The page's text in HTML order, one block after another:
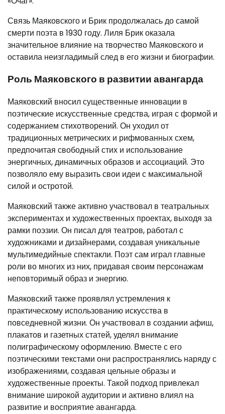
Связь Маяковского и Брик продолжалась до самой
смерти поэта в 1930 году. Лиля Брик оказала
значительное влияние на творчество Маяковского и
оставила неизгладимый след в его жизни и биографии.
Роль Маяковского в развитии авангарда
Маяковский вносил существенные инновации в
поэтические искусственные средства, играя с формой и
содержанием стихотворений. Он уходил от
традиционных метрических и рифмованных схем,
предпочитая свободный стих и использование
энергичных, динамичных образов и ассоциаций. Это
позволяло ему выразить свои идеи с максимальной
силой и остротой.
Маяковский также активно участвовал в театральных
экспериментах и художественных проектах, выходя за
рамки поэзии. Он писал для театров, работал с
художниками и дизайнерами, создавая уникальные
мультимедийные спектакли. Поэт сам играл главные
роли во многих из них, придавая своим персонажам
неповторимый образ и энергию.
Маяковский также проявлял устремления к
практическому использованию искусства в
повседневной жизни. Он участвовал в создании афиш,
плакатов и газетных статей, уделял внимание
полиграфическому оформлению. Вместе с его
поэтическими текстами они распространялись наряду с
изображениями, создавая цельные образы и
художественные проекты. Такой подход привлекал
внимание широкой аудитории и активно влиял на
развитие и восприятие авангарда.